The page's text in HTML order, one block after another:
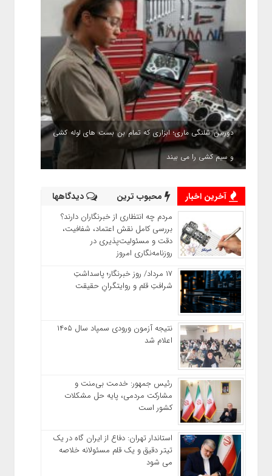
دوربین شلنگی ماری؛ ابزاری که تمام بن بست های لوله کشی
و سیم کشی را می بیند
آخرین اخبار محبوب ترین دیدگاهها
مردم چه انتظاری از خبرنگاران دارند؟
بررسی کامل نقش اعتماد، شفافیت،
دقت و مسئولیت‌پذیری در
روزنامه‌نگاری امروز
۱۷ مرداد/ روز خبرنگار؛ پاسداشتِ
شرافتِ قلم و روایتگرانِ حقیقت
نتیجه آزمون ورودی سمپاد سال ۱۴۰۵
اعلام شد
رئیس جمهور: خدمت بی‌منت و
مشارکت مردمی، پایه حل مشکلات
کشور است
استاندار تهران: دفاع از ایران گاه در یک
تیتر دقیق و یک قلم مسئولانه خلاصه
می شود